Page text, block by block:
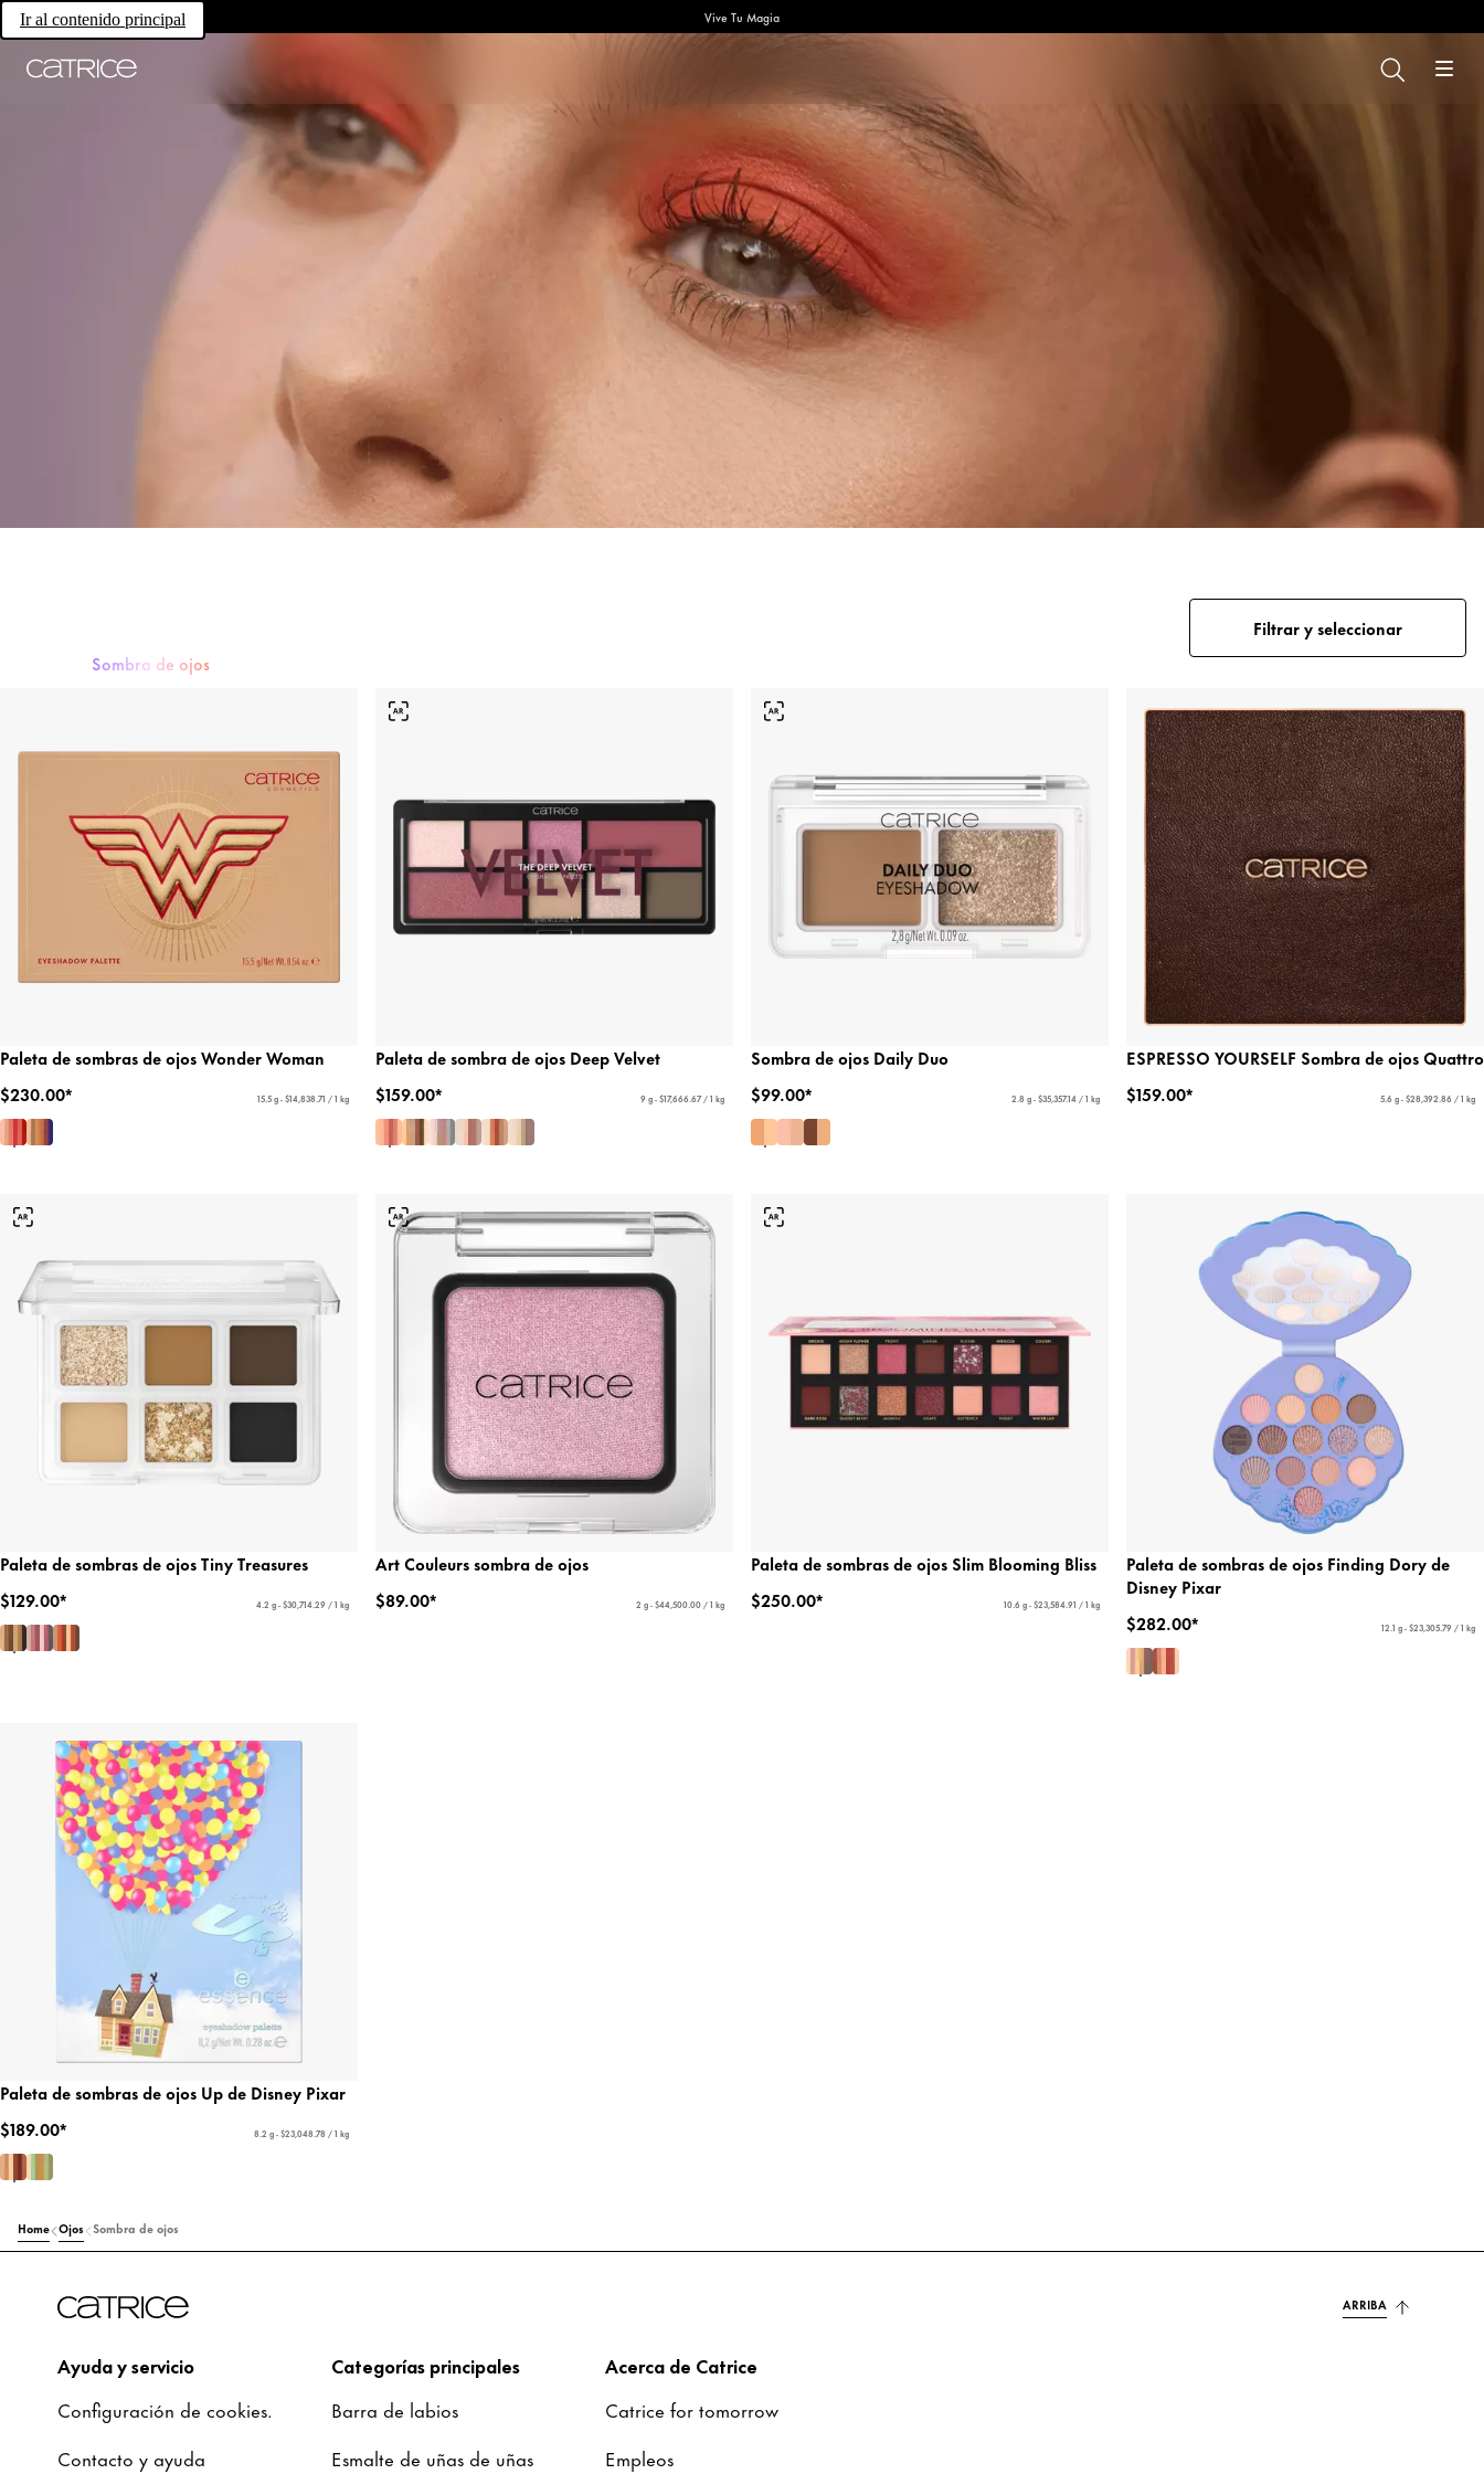
Ir al contenido principal Vive Tu Magia
Sombra de ojos
Filtrar y seleccionar
Paleta de sombras de ojos Wonder Woman
$230.00*
15.5 g - $14,838.71 / 1 kg
Paleta de sombra de ojos Deep Velvet
$159.00*
9 g - $17,666.67 / 1 kg
Sombra de ojos Daily Duo
$99.00*
2.8 g - $35,357.14 / 1 kg
ESPRESSO YOURSELF Sombra de ojos Quattro
$159.00*
5.6 g - $28,392.86 / 1 kg
Paleta de sombras de ojos Tiny Treasures
$129.00*
4.2 g - $30,714.29 / 1 kg
Art Couleurs sombra de ojos
$89.00*
2 g - $44,500.00 / 1 kg
Paleta de sombras de ojos Slim Blooming Bliss
$250.00*
10.6 g - $23,584.91 / 1 kg
Paleta de sombras de ojos Finding Dory de
Disney Pixar
$282.00*
12.1 g - $23,305.79 / 1 kg
Paleta de sombras de ojos Up de Disney Pixar
$189.00*
8.2 g - $23,048.78 / 1 kg
Home Ojos Sombra de ojos
ARRIBA
Ayuda y servicio
Configuración de cookies.
Contacto y ayuda
Categorías principales
Barra de labios
Esmalte de uñas de uñas
Acerca de Catrice
Catrice for tomorrow
Empleos